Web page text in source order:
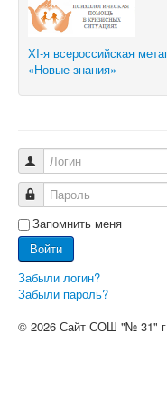
ХI-я всероссийская
«Новые знания»
Логин
Пароль
Запомнить меня
Войти
Забыли логин?
Забыли пароль?
© 2026 Сайт СОШ "№ 31"